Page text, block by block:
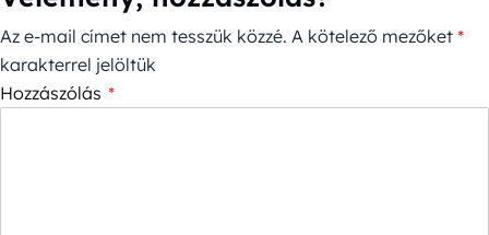
Az e-mail címet nem tesszük közzé. A kötelező mezőket *
karakterrel jelöltük
Hozzászólás *